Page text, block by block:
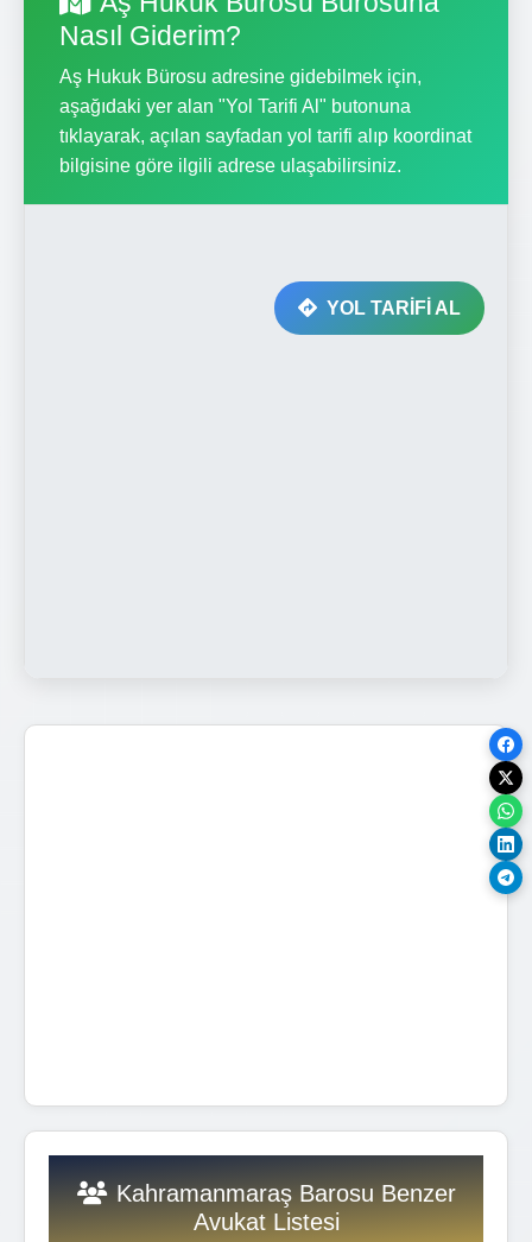
Nasıl Giderim?
Aş Hukuk Bürosu adresine gidebilmek için,
aşağıdaki yer alan "Yol Tarifi Al" butonuna
tıklayarak, açılan sayfadan yol tarifi alıp koordinat
bilgisine göre ilgili adrese ulaşabilirsiniz.
YOL TARİFİ AL
Kahramanmaraş Barosu Benzer
Avukat Listesi